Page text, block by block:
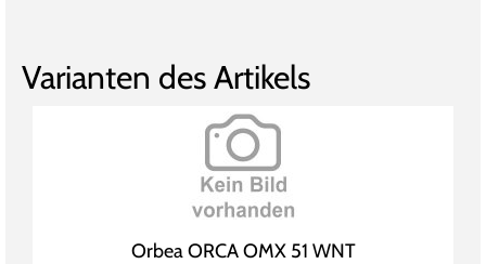
Varianten des Artikels
Orbea ORCA OMX 51 WNT